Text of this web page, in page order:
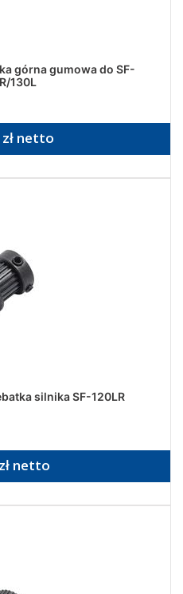
górna gumowa do SF-
130L
netto
silnika SF-120LR
netto